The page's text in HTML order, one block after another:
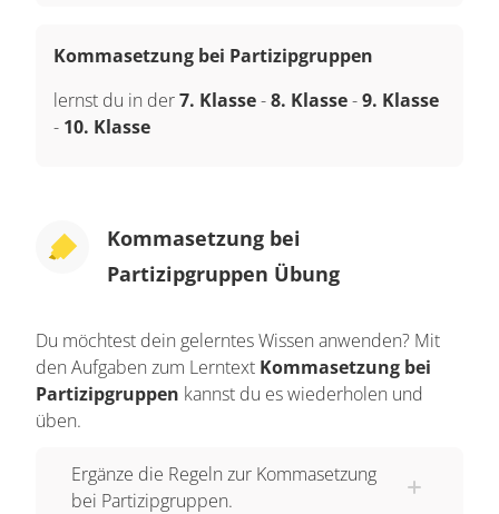
Kommasetzung bei Partizipgruppen
lernst du in der7. Klasse-8. Klasse-9. Klasse
- 10. Klasse
Kommasetzung bei
Partizipgruppen Übung
Du möchtest dein gelerntes Wissen anwenden? Mit
den Aufgaben zum Lerntext Kommasetzung bei
Partizipgruppen kannst du es wiederholen und
üben.
Ergänze die Regeln zur Kommasetzung
bei Partizipgruppen.